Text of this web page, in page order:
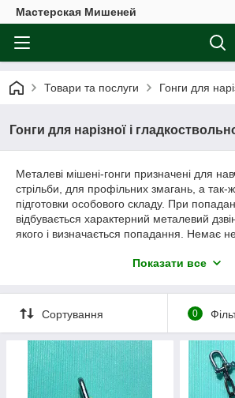
Мастерская Мишеней
Товари та послуги Гонги для
Гонги для нарізної і
Металеві мішені-гонги призначені для
стрільби, для профільних змагань, а так-
підготовки особового складу. При
відбувається характерний металевий
якого і визначається попадання. Немає
попадання. Кожне попадання чітко чути на
полуоболоченными кулями , а так-же
сталевим сердечником.
Рекомендовані калібри для збройних сил
7,62х39 ПС, 7,62х54 ЛПС.
Рекомендовані калібри цивільного зброї
включно(7,62х63FMJ)
Показати все
Сортування 0